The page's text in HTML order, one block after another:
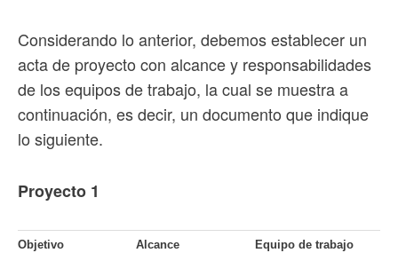
Considerando lo anterior, debemos establecer un
acta de proyecto con alcance y responsabilidades
de los equipos de trabajo, la cual se muestra a
continuación, es decir, un documento que indique
lo siguiente.
Proyecto 1
Objetivo Alcance Equipo de trabajo